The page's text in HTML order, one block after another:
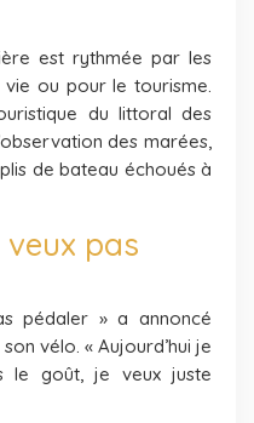
est rythmée par les
ou pour le tourisme.
du littoral des
des marées,
de bateau échoués à
veux pas
pédaler » a annoncé
vélo. « Aujourd’hui je
le goût, je veux juste